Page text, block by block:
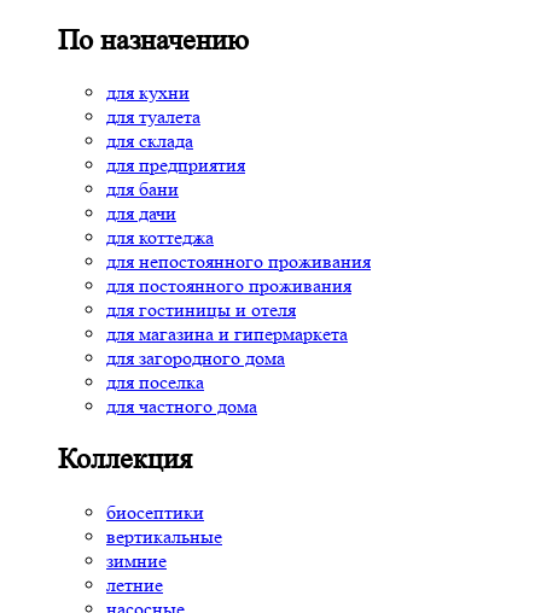
По назначению
для кухни
для туалета
для склада
для предприятия
для бани
для дачи
для коттеджа
для непостоянного проживания
для постоянного проживания
для гостиницы и отеля
для магазина и гипермаркета
для загородного дома
для поселка
для частного дома
Коллекция
биосептики
вертикальные
зимние
летние